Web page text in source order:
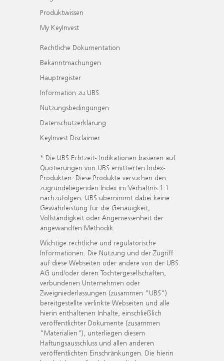
Produktwissen
My KeyInvest
Rechtliche Dokumentation
Bekanntmachungen
Hauptregister
Information zu UBS
Nutzungsbedingungen
Datenschutzerklärung
KeyInvest Disclaimer
* Die UBS Echtzeit- Indikationen basieren auf
Quotierungen von UBS emittierten Index-
Produkten. Diese Produkte versuchen den
zugrundeliegenden Index im Verhältnis 1:1
nachzufolgen. UBS übernimmt dabei keine
Gewährleistung für die Genauigkeit,
Vollständigkeit oder Angemessenheit der
angewandten Methodik.
Wichtige rechtliche und regulatorische
Informationen. Die Nutzung und der Zugriff
auf diese Webseiten oder andere von der UBS
AG und/oder deren Tochtergesellschaften,
verbundenen Unternehmen oder
Zweigniederlassungen (zusammen "UBS")
bereitgestellte verlinkte Webseiten und alle
hierin enthaltenen Inhalte, einschließlich
veröffentlichter Dokumente (zusammen
"Materialien"), unterliegen diesem
Haftungsausschluss und allen anderen
veröffentlichten Einschränkungen. Die hierin